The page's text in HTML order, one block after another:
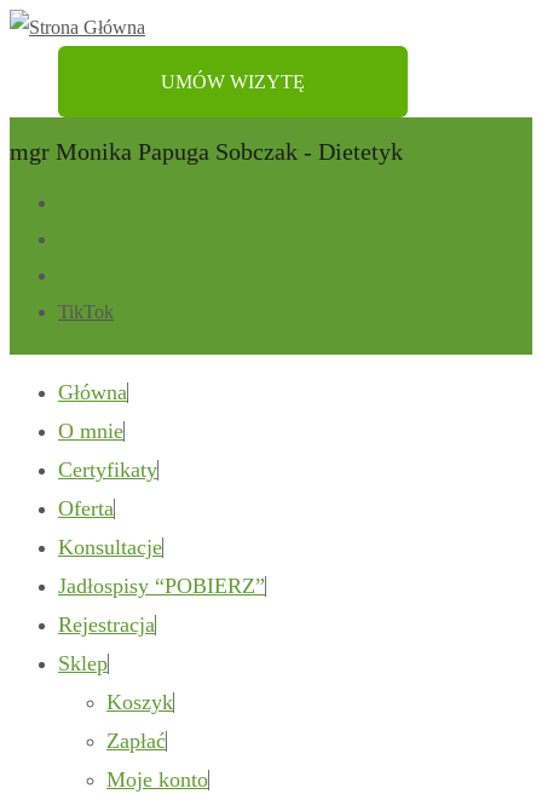
UMÓW WIZYTĘ
mgr Monika Papuga Sobczak - Dietetyk
TikTok
Główna
O mnie
Certyfikaty
Oferta
Konsultacje
Jadłospisy “POBIERZ”
Rejestracja
Sklep
Koszyk
Zapłać
Moje konto